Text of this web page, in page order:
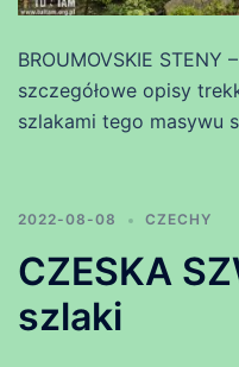
BROUMOVSKIE
szczegółowe opisy
szlakami tego masywu
2022-08-08 CZECHY
CZESKA
szlaki